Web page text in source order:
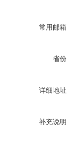
常用邮箱
省份
详细地址
补充说明